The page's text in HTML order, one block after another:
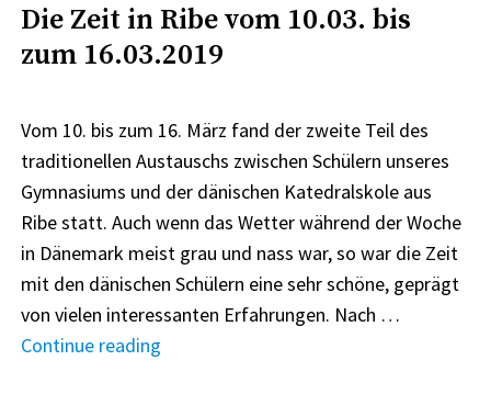
sagen
Danke!"
Die Zeit in Ribe vom 10.03. bis
zum 16.03.2019
Vom 10. bis zum 16. März fand der zweite Teil des
traditionellen Austauschs zwischen Schülern unseres
Gymnasiums und der dänischen Katedralskole aus
Ribe statt. Auch wenn das Wetter während der Woche
in Dänemark meist grau und nass war, so war die Zeit
mit den dänischen Schülern eine sehr schöne, geprägt
von vielen interessanten Erfahrungen. Nach …
Continue reading